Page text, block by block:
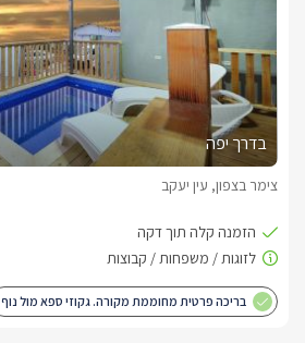
בדרך יפה
צימר בצפון, עין יעקב
בריכה פרטית מחוממת מקורה. גקוזי ספא מול נוף